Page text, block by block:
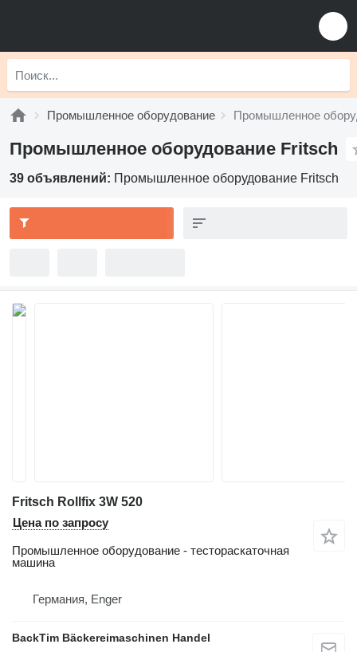
Промышленное оборудование Промышленное
Промышленное оборудование Fritsch
39 объявлений: Промышленное оборудование Fritsch
Fritsch Rollfix 3W 520
Цена по запросу
Промышленное оборудование - тестораскаточная
машина
Германия, Enger
BackTim Bäckereimaschinen Handel